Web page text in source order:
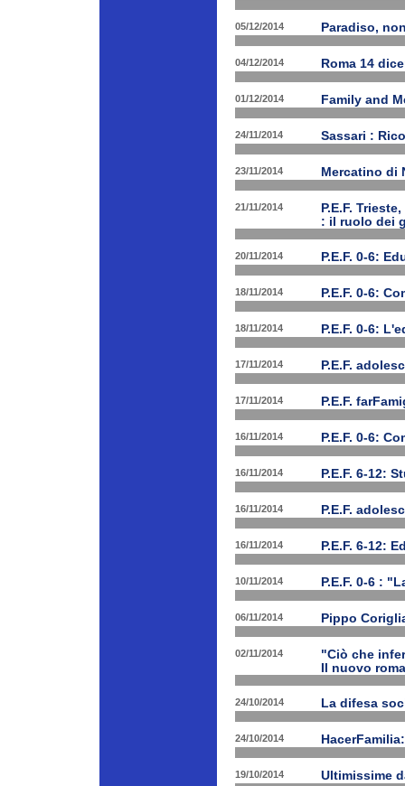
05/12/2014 Paradiso,
04/12/2014 Roma 14
01/12/2014 Family and
24/11/2014 Sassari :
23/11/2014 Mercatino di
21/11/2014
P.E.F.
: il ruolo dei
20/11/2014 P.E.F. 0-6:
18/11/2014 P.E.F. 0-6:
18/11/2014 P.E.F. 0-6:
17/11/2014 P.E.F.
17/11/2014 P.E.F.
16/11/2014 P.E.F. 0-6:
16/11/2014 P.E.F. 6-12:
16/11/2014 P.E.F.
16/11/2014 P.E.F. 6-12:
10/11/2014 P.E.F. 0-6 :
06/11/2014 Pippo
02/11/2014
"Ciò che
Il nuovo
24/10/2014 La difesa
24/10/2014
19/10/2014 Ultimissime